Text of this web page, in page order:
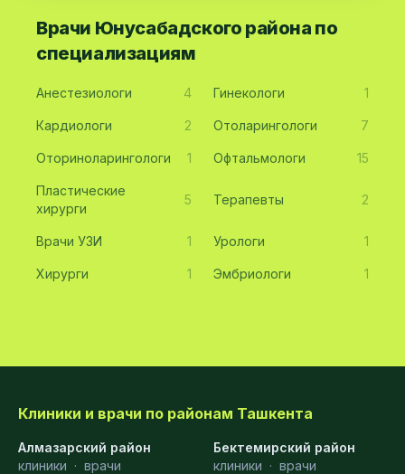
Врачи Юнусабадского района по
специализациям
Анестезиологи 4 Гинекологи 1
Кардиологи 2 Отоларингологи 7
Оториноларингологи 1 Офтальмологи 15
Пластические
хирурги
5 Терапевты 2
Врачи УЗИ 1 Урологи 1
Хирурги 1 Эмбриологи 1
Клиники и врачи по районам Ташкента
Алмазарский район
клиники · врачи
Бектемирский район
клиники · врачи